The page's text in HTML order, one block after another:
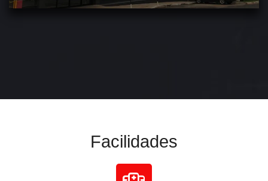
Facilidades